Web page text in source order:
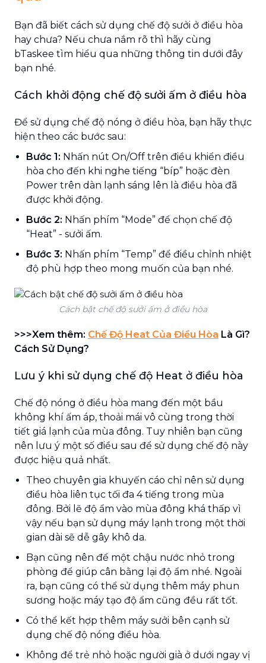
Bạn đã biết cách sử dụng chế độ sưởi ở điều hòa
hay chưa? Nếu chưa nắm rõ thì hãy cùng
bTaskee tìm hiểu qua những thông tin dưới đây
bạn nhé.
Cách khởi động chế độ sưởi ấm ở điều hòa
Để sử dụng chế độ nóng ở điều hòa, bạn hãy thực
hiện theo các bước sau:
Bước 1: Nhấn nút On/Off trên điều khiển điều
hòa cho đến khi nghe tiếng “bíp” hoặc đèn
Power trên dàn lạnh sáng lên là điều hòa đã
được khởi động.
Bước 2: Nhấn phím “Mode” để chọn chế độ
“Heat” - sưởi ấm.
Bước 3: Nhấn phím “Temp” để điều chỉnh nhiệt
độ phù hợp theo mong muốn của bạn nhé.
Cách bật chế độ sưởi ấm ở điều hòa
>>>Xem thêm: Chế Độ Heat Của Điều Hòa Là Gì?
Cách Sử Dụng?
Lưu ý khi sử dụng chế độ Heat ở điều hòa
Chế độ nóng ở điều hòa mang đến một bầu
không khí ấm áp, thoải mái vô cùng trong thời
tiết giá lạnh của mùa đông. Tuy nhiên bạn cũng
nên lưu ý một số điều sau để sử dụng chế độ này
được hiệu quả nhất.
Theo chuyên gia khuyến cáo chỉ nên sử dụng
điều hòa liên tục tối đa 4 tiếng trong mùa
đông. Bởi lẽ độ ẩm vào mùa đông khá thấp vì
vậy nếu bạn sử dụng máy lạnh trong một thời
gian dài sẽ dễ gây khô da.
Bạn cũng nên để một chậu nước nhỏ trong
phòng để giúp cân bằng lại độ ẩm nhé. Ngoài
ra, bạn cũng có thể sử dụng thêm máy phun
sương hoặc máy tạo độ ẩm cũng đều rất tốt.
Có thể kết hợp thêm máy sưởi bên cạnh sử
dụng chế độ nóng điều hòa.
Không để trẻ nhỏ hoặc người già ở dưới ngay vị